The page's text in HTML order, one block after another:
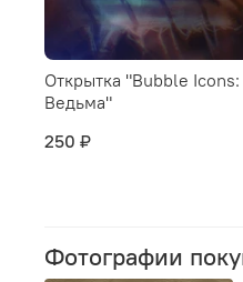
Открытка "Bubble Icons:
Ведьма"
250 ₽
Фотографии